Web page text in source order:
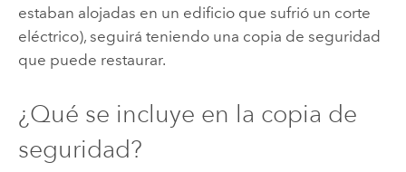
estaban alojadas en un edificio que sufrió un corte
eléctrico), seguirá teniendo una copia de seguridad
que puede restaurar.
¿Qué se incluye en la copia de
seguridad?